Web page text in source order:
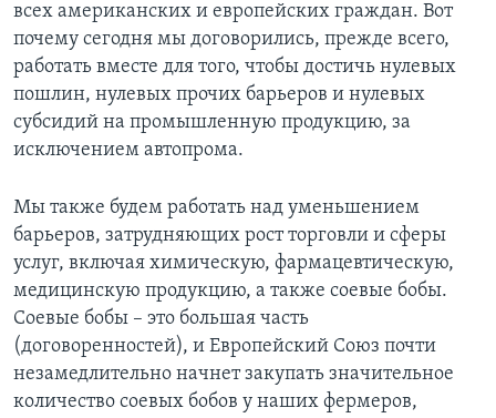
всех американских и европейских граждан. Вот
почему сегодня мы договорились, прежде всего,
работать вместе для того, чтобы достичь нулевых
пошлин, нулевых прочих барьеров и нулевых
субсидий на промышленную продукцию, за
исключением автопрома.
Мы также будем работать над уменьшением
барьеров, затрудняющих рост торговли и сферы
услуг, включая химическую, фармацевтическую,
медицинскую продукцию, а также соевые бобы.
Соевые бобы – это большая часть
(договоренностей), и Европейский Союз почти
незамедлительно начнет закупать значительное
количество соевых бобов у наших фермеров,